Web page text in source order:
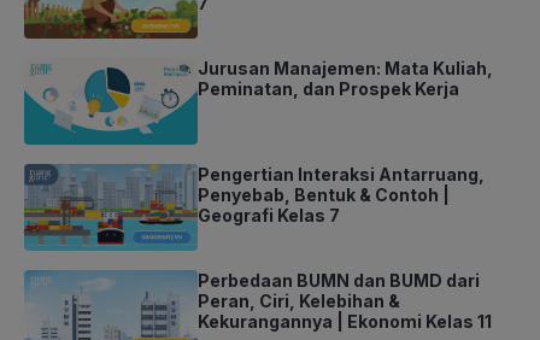
Jurusan Manajemen: Mata Kuliah,
Peminatan, dan Prospek Kerja
Pengertian Interaksi Antarruang,
Penyebab, Bentuk & Contoh |
Geografi Kelas 7
Perbedaan BUMN dan BUMD dari
Peran, Ciri, Kelebihan &
Kekurangannya | Ekonomi Kelas 11